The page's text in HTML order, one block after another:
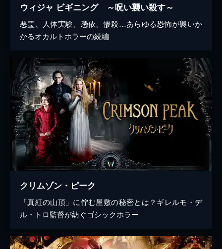
ウィジャ ビギニング ～呪い襲い殺す～
悪霊、人体実験、憑依、惨殺…あらゆる恐怖が襲いか
かるオカルトホラーの続編
クリムゾン・ピーク
「真紅の山頂」に佇む屋敷の秘密とは？ギレルモ・デ
ル・トロ監督が紡ぐゴシックホラー